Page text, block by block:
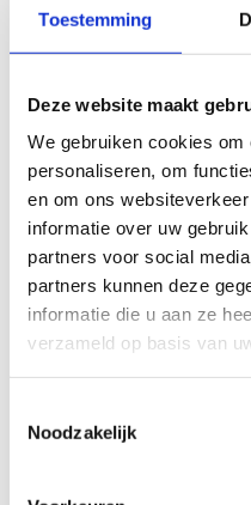
Toestemming
Deze website maakt
We gebruiken cookies
personaliseren, om
en om ons
informatie over uw
partners voor social
partners kunnen deze
informatie die u aan ze
verzameld op basis van
Noodzakelijk
om kleine aanpassingen
tekstgedeelte van jouw
en leesbaarheid te
Voor meer informatie over
kijkje bij deFAQ .
Wil je een probleem
hetRoutemeldpunt.
Heb je een vraag,
ALGEMENE BEOORDELING *